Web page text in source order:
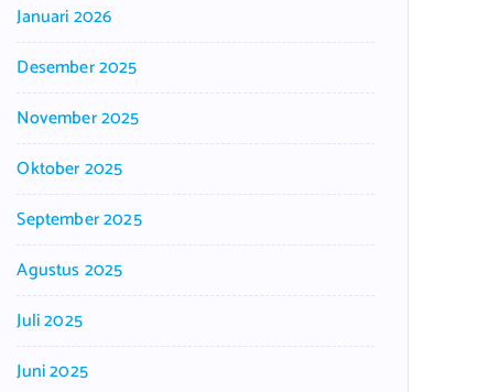
Januari 2026
Desember 2025
November 2025
Oktober 2025
September 2025
Agustus 2025
Juli 2025
Juni 2025